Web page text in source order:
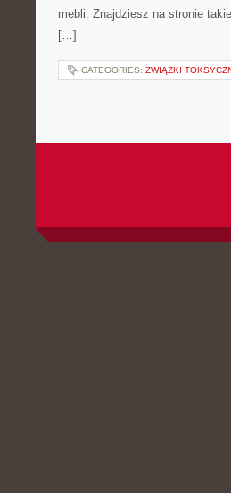
mebli. Znajdziesz na stronie
[…]
CATEGORIES: ZWIĄZKI